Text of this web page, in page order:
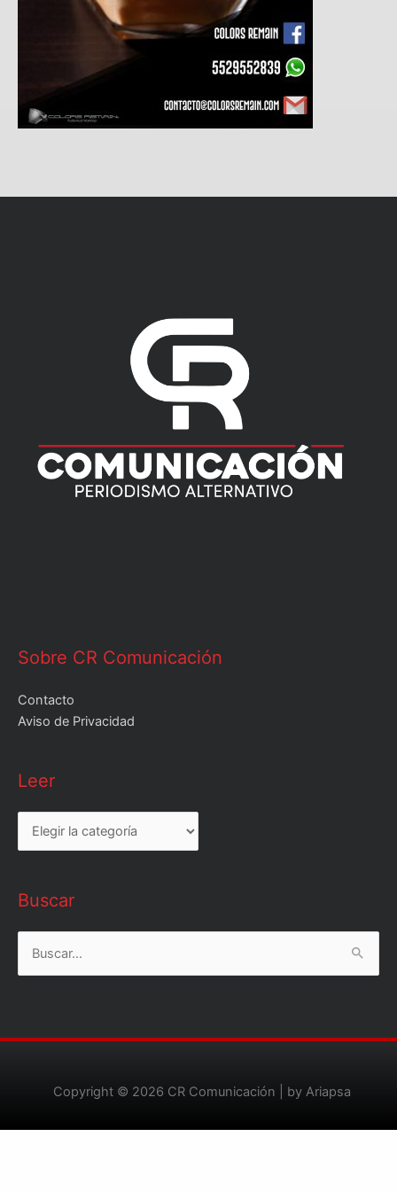
Sobre CR Comunicación
Contacto
Aviso de Privacidad
Leer
Leer
Buscar
Buscar
por:
Copyright © 2026 CR Comunicación | by Ariapsa